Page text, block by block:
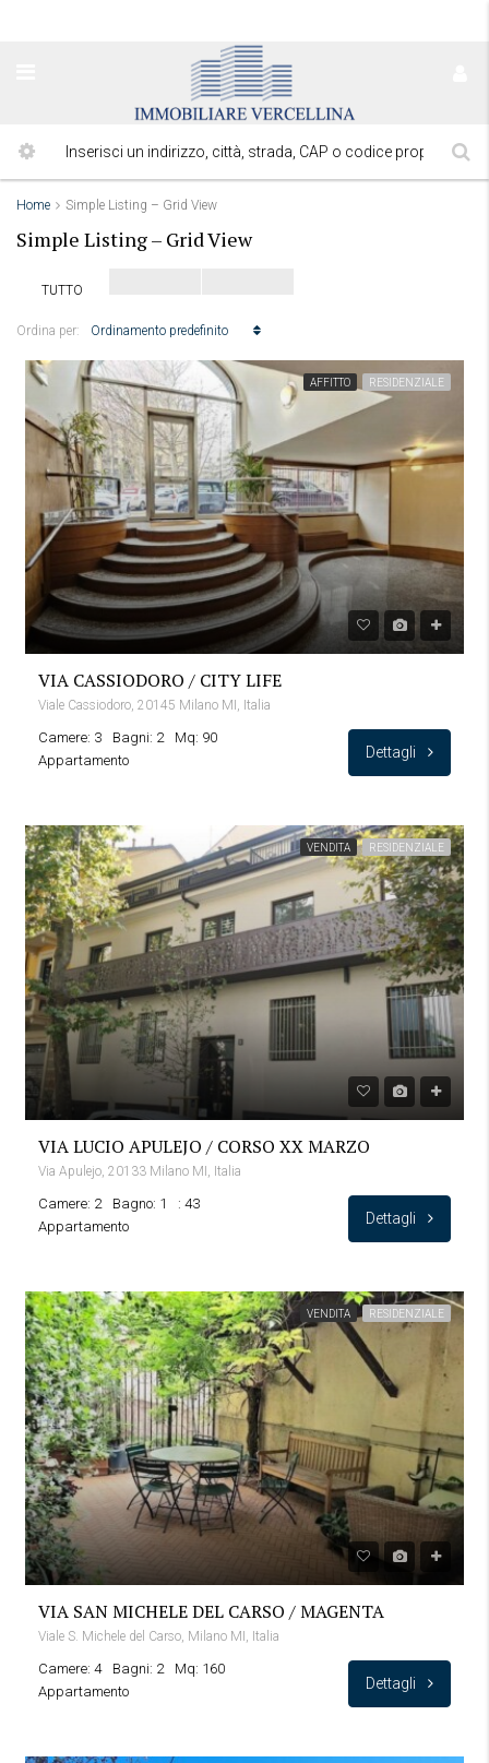
Home Simple Listing – Grid View
Simple Listing – Grid View
TUTTO
Ordina per: Ordinamento predefinito
AFFITTO RESIDENZIALE
VIA CASSIODORO / CITY LIFE
Viale Cassiodoro, 20145 Milano MI, Italia
Camere: 3 Bagni: 2
Mq: 90
Appartamento
Dettagli
VENDITA RESIDENZIALE
VIA LUCIO APULEJO / CORSO XX MARZO
Via Apulejo, 20133 Milano MI, Italia
Camere: 2 Bagno: 1
: 43
Appartamento
Dettagli
VENDITA RESIDENZIALE
VIA SAN MICHELE DEL CARSO / MAGENTA
Viale S. Michele del Carso, Milano MI, Italia
Camere: 4 Bagni: 2
Mq: 160
Appartamento
Dettagli